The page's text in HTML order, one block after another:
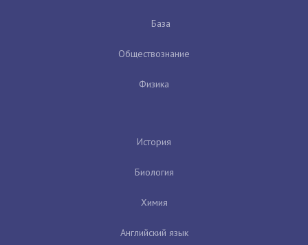
База
Обществознание
Физика
История
Биология
Химия
Английский язык